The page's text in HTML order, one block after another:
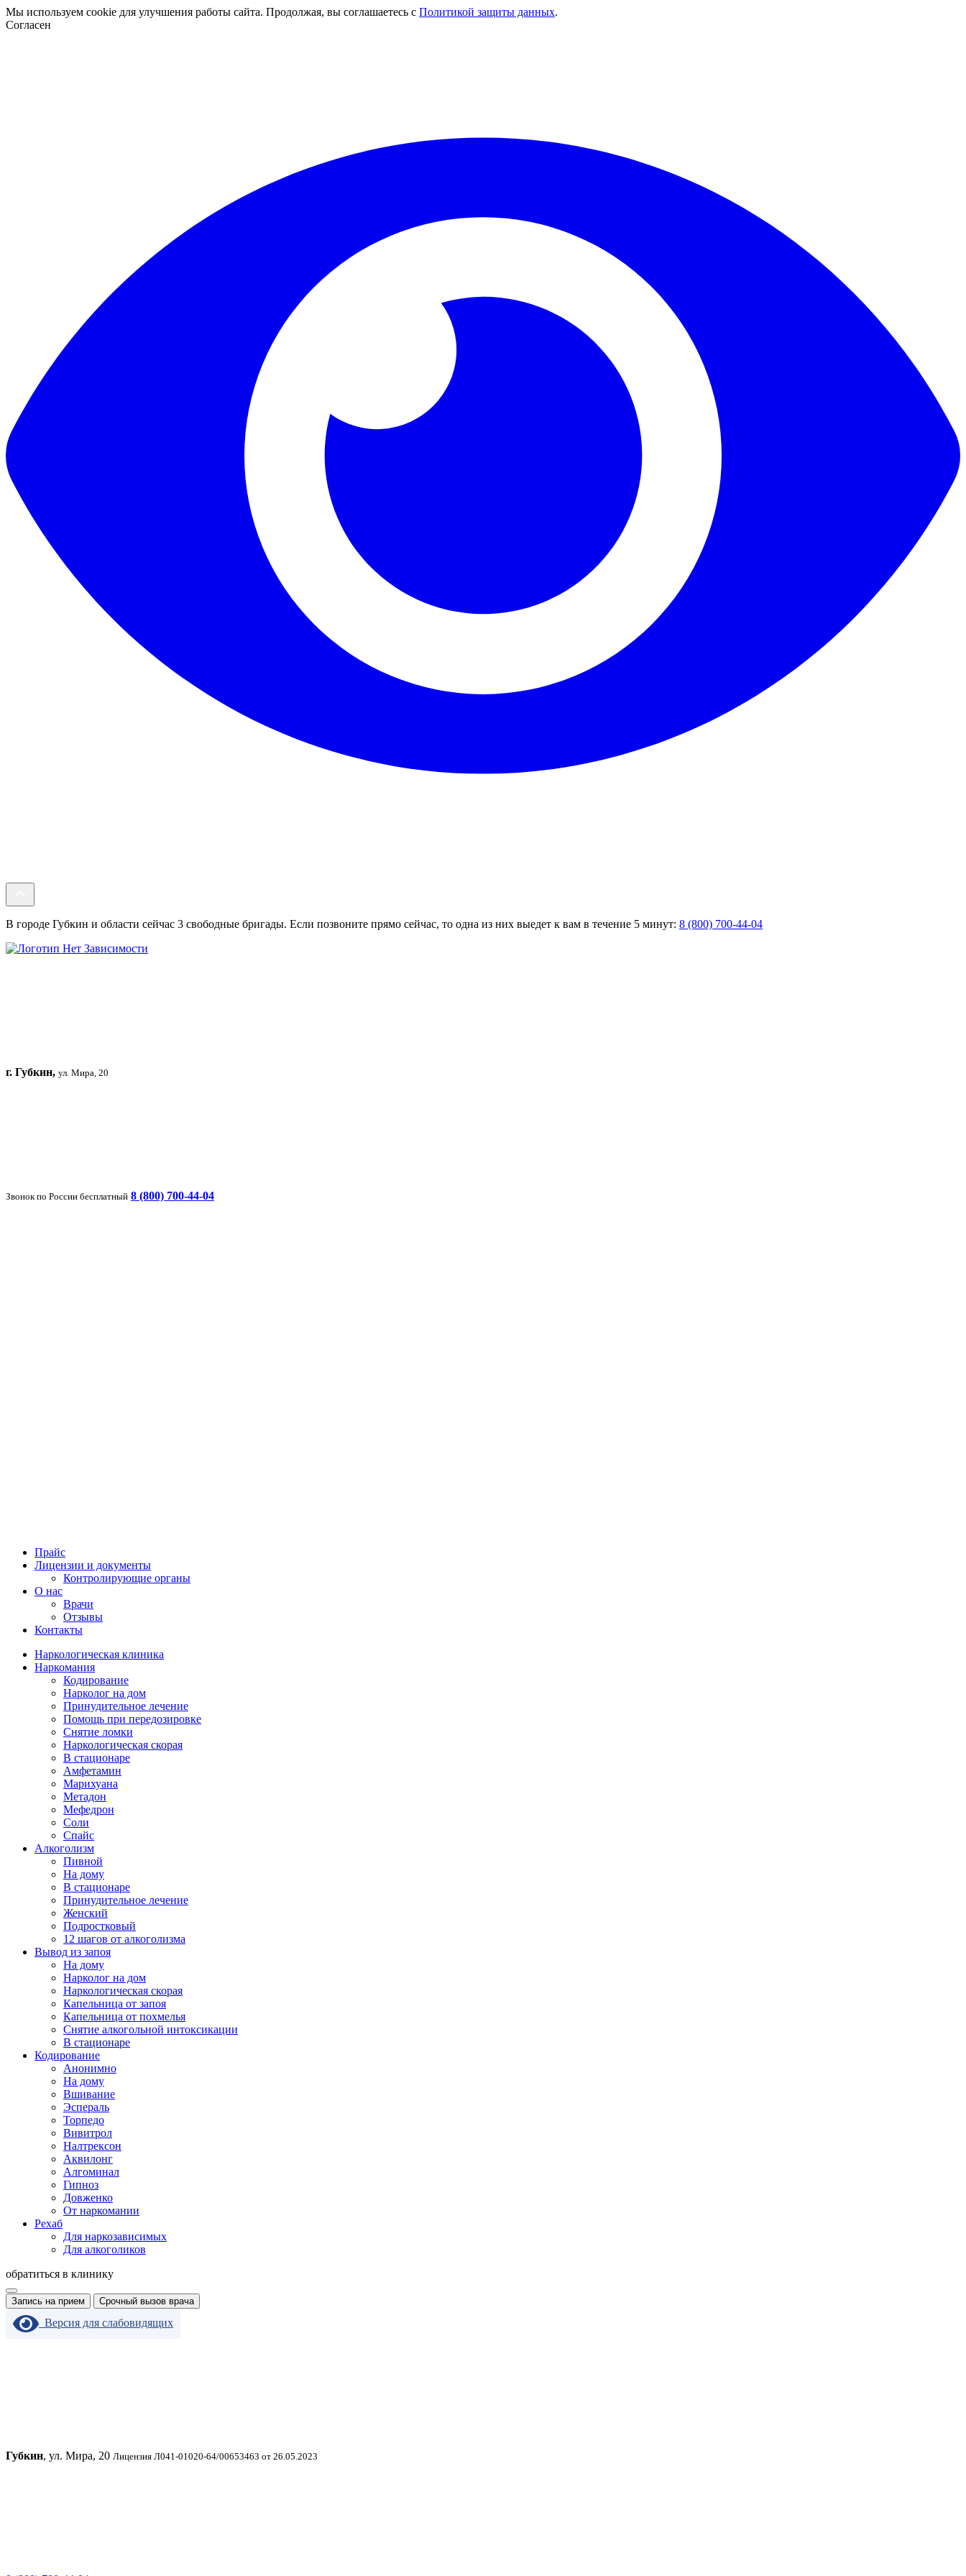
Мы используем cookie для улучшения работы сайта. Продолжая, вы соглашаетесь с Политикой защиты данных.
Согласен
В городе Губкин и области сейчас 3 свободные бригады. Если позвоните прямо сейчас, то одна из них выедет к вам в течение 5 минут: 8 (800) 700-44-04
г. Губкин, ул. Мира, 20
Звонок по России бесплатный 8 (800) 700-44-04
Прайс
Лицензии и документы
Контролирующие органы
О нас
Врачи
Отзывы
Контакты
Наркологическая клиника
Наркомания
Кодирование
Нарколог на дом
Принудительное лечение
Помощь при передозировке
Снятие ломки
Наркологическая скорая
В стационаре
Амфетамин
Марихуана
Метадон
Мефедрон
Соли
Спайс
Алкоголизм
Пивной
На дому
В стационаре
Принудительное лечение
Женский
Подростковый
12 шагов от алкоголизма
Вывод из запоя
На дому
Нарколог на дом
Наркологическая скорая
Капельница от запоя
Капельница от похмелья
Снятие алкогольной интоксикации
В стационаре
Кодирование
Анонимно
На дому
Вшивание
Эспераль
Торпедо
Вивитрол
Налтрексон
Аквилонг
Алгоминал
Гипноз
Довженко
От наркомании
Рехаб
Для наркозависимых
Для алкоголиков
обратиться в клинику
Запись на прием Срочный вызов врача
Версия для слабовидящих
Губкин, ул. Мира, 20 Лицензия Л041-01020-64/00653463 от 26.05.2023